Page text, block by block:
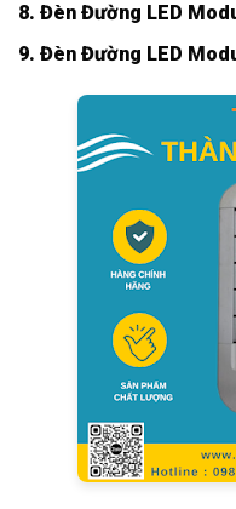
8. Đèn Đường LED
9. Đèn Đường LED